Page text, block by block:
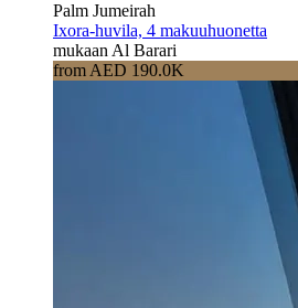
Palm Jumeirah
Ixora-huvila, 4 makuuhuonetta
mukaan Al Barari
from AED 190.0K